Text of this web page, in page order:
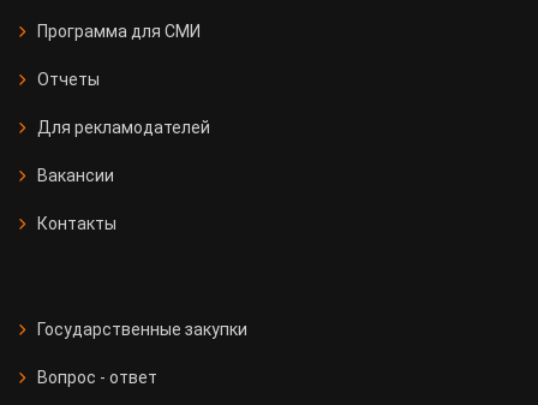
Программа для СМИ
Отчеты
Для рекламодателей
Вакансии
Контакты
Государственные закупки
Вопрос - ответ